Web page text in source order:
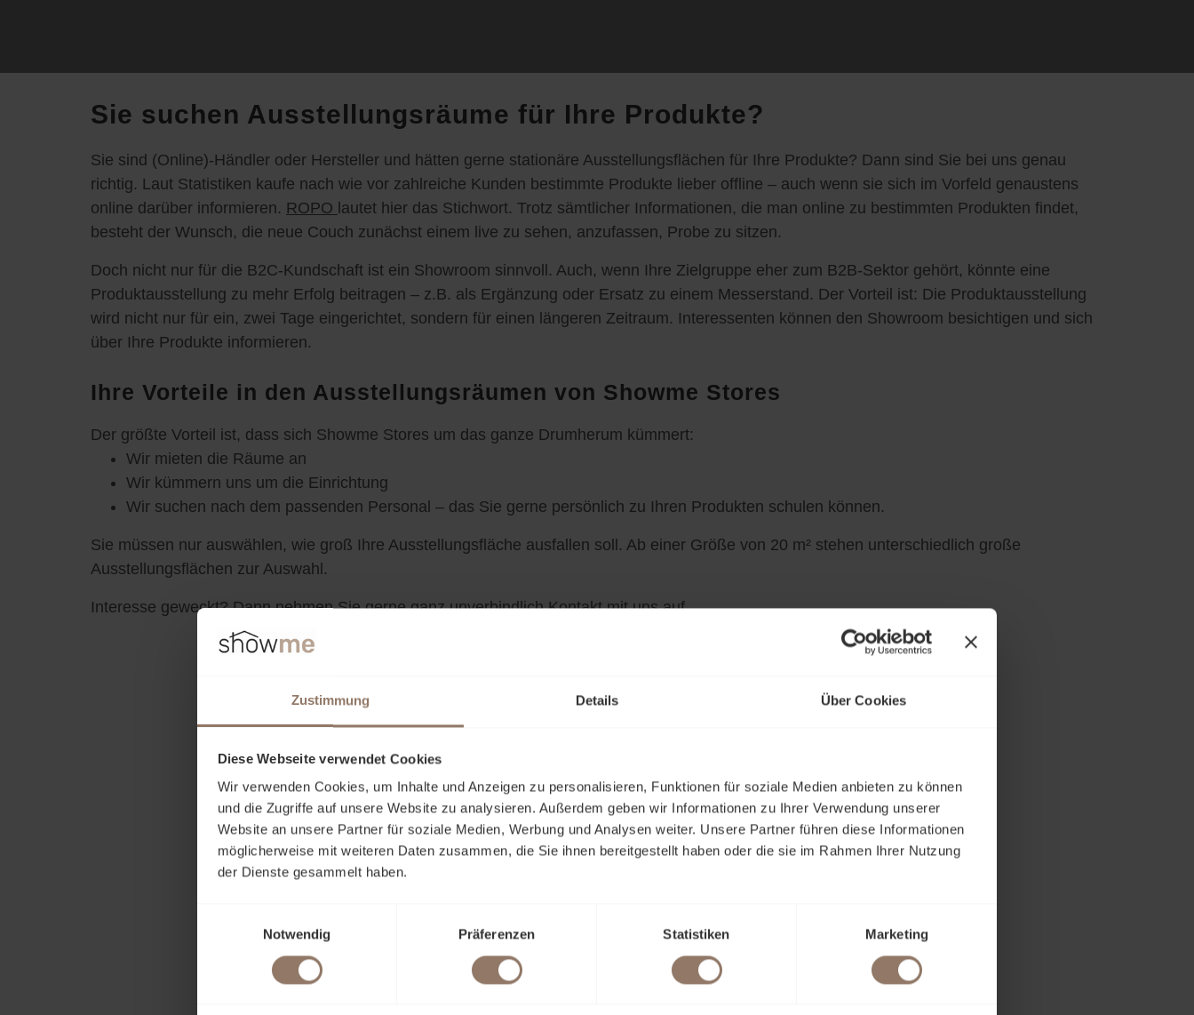
Zustimmung Details Über Cookies
Diese Webseite verwendet Cookies
Wir verwenden Cookies, um Inhalte und Anzeigen zu personalisieren, Funktionen für soziale Medien anbieten zu können
und die Zugriffe auf unsere Website zu analysieren. Außerdem geben wir Informationen zu Ihrer Verwendung unserer
Website an unsere Partner für soziale Medien, Werbung und Analysen weiter. Unsere Partner führen diese Informationen
möglicherweise mit weiteren Daten zusammen, die Sie ihnen bereitgestellt haben oder die sie im Rahmen Ihrer Nutzung
der Dienste gesammelt haben.
Notwendig
Präferenzen Statistiken Marketing
Sie suchen Ausstellungsräume für Ihre Produkte?
Sie sind (Online)-Händler oder Hersteller und hätten gerne stationäre Ausstellungsflächen für Ihre Produkte? Dann sind Sie bei uns genau
richtig. Laut Statistiken kaufe nach wie vor zahlreiche Kunden bestimmte Produkte lieber offline – auch wenn sie sich im Vorfeld genaustens
online darüber informieren. ROPO lautet hier das Stichwort. Trotz sämtlicher Informationen, die man online zu bestimmten Produkten findet,
besteht der Wunsch, die neue Couch zunächst einem live zu sehen, anzufassen, Probe zu sitzen.
Doch nicht nur für die B2C-Kundschaft ist ein Showroom sinnvoll. Auch, wenn Ihre Zielgruppe eher zum B2B-Sektor gehört, könnte eine
Produktausstellung zu mehr Erfolg beitragen – z.B. als Ergänzung oder Ersatz zu einem Messerstand. Der Vorteil ist: Die Produktausstellung
wird nicht nur für ein, zwei Tage eingerichtet, sondern für einen längeren Zeitraum. Interessenten können den Showroom besichtigen und sich
über Ihre Produkte informieren.
Ihre Vorteile in den Ausstellungsräumen von Showme Stores
Der größte Vorteil ist, dass sich Showme Stores um das ganze Drumherum kümmert:
Wir mieten die Räume an
Wir kümmern uns um die Einrichtung
Wir suchen nach dem passenden Personal – das Sie gerne persönlich zu Ihren Produkten schulen können.
Sie müssen nur auswählen, wie groß Ihre Ausstellungsfläche ausfallen soll. Ab einer Größe von 20 m² stehen unterschiedlich große
Ausstellungsflächen zur Auswahl.
Interesse geweckt? Dann nehmen Sie gerne ganz unverbindlich Kontakt mit uns auf.
Ihr Name*
Ihr Unternehmen
E-Mail Adresse*